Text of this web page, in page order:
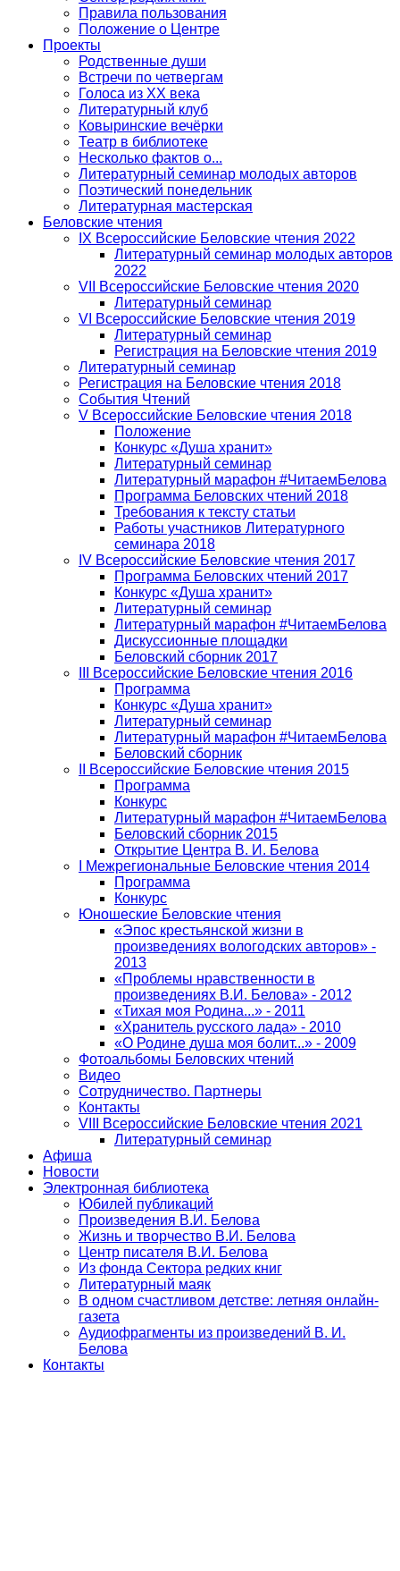
Правила пользования
Положение о Центре
Проекты
Родственные души
Встречи по четвергам
Голоса из ХХ века
Литературный клуб
Ковыринские вечёрки
Театр в библиотеке
Несколько фактов о...
Литературный семинар молодых авторов
Поэтический понедельник
Литературная мастерская
Беловские чтения
IX Всероссийские Беловские чтения 2022
Литературный семинар молодых авторов
2022
VII Всероссийские Беловские чтения 2020
Литературный семинар
VI Всероссийские Беловские чтения 2019
Литературный семинар
Регистрация на Беловские чтения 2019
Литературный семинар
Регистрация на Беловские чтения 2018
События Чтений
V Всероссийские Беловские чтения 2018
Положение
Конкурс «Душа хранит»
Литературный семинар
Литературный марафон #ЧитаемБелова
Программа Беловских чтений 2018
Требования к тексту статьи
Работы участников Литературного
семинара 2018
IV Всероссийские Беловские чтения 2017
Программа Беловских чтений 2017
Конкурс «Душа хранит»
Литературный семинар
Литературный марафон #ЧитаемБелова
Дискуссионные площадки
Беловский сборник 2017
III Всероссийские Беловские чтения 2016
Программа
Конкурс «Душа хранит»
Литературный семинар
Литературный марафон #ЧитаемБелова
Беловский сборник
II Всероссийские Беловские чтения 2015
Программа
Конкурс
Литературный марафон #ЧитаемБелова
Беловский сборник 2015
Открытие Центра В. И. Белова
I Межрегиональные Беловские чтения 2014
Программа
Конкурс
Юношеские Беловские чтения
«Эпос крестьянской жизни в
произведениях вологодских авторов» -
2013
«Проблемы нравственности в
произведениях В.И. Белова» - 2012
«Тихая моя Родина...» - 2011
«Хранитель русского лада» - 2010
«О Родине душа моя болит...» - 2009
Фотоальбомы Беловских чтений
Видео
Сотрудничество. Партнеры
Контакты
VIII Всероссийские Беловские чтения 2021
Литературный семинар
Афиша
Новости
Электронная библиотека
Юбилей публикаций
Произведения В.И. Белова
Жизнь и творчество В.И. Белова
Центр писателя В.И. Белова
Из фонда Сектора редких книг
Литературный маяк
В одном счастливом детстве: летняя онлайн-
газета
Аудиофрагменты из произведений В. И.
Белова
Контакты